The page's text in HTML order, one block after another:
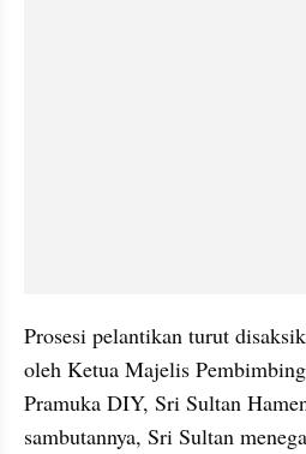
Prosesi pelantikan turut
oleh Ketua Majelis
Pramuka DIY, Sri Sultan
sambutannya, Sri Sultan